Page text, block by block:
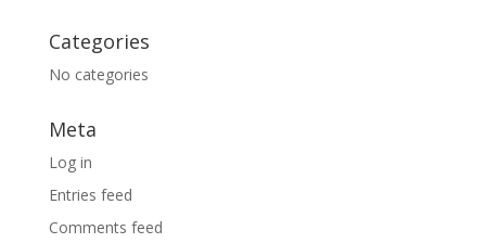
Categories
No categories
Meta
Log in
Entries feed
Comments feed